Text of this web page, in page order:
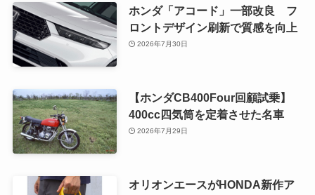
ホンダ「アコード」一部改良 フ
ロントデザイン刷新で質感を向上
2026年7月30日
【ホンダCB400Four回顧試乗】
400cc四気筒を定着させた名車
2026年7月29日
オリオンエースがHONDA新作ア